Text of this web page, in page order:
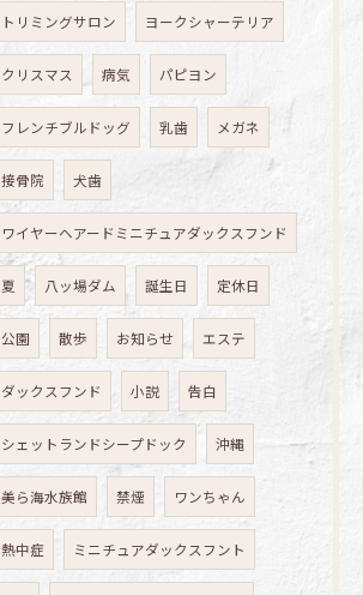
トリミングサロン ヨークシャーテリア
クリスマス 病気 パピヨン
フレンチブルドッグ 乳歯 メガネ
接骨院 犬歯
ワイヤーヘアードミニチュアダックスフンド
夏 八ッ場ダム 誕生日 定休日
公園 散歩 お知らせ エステ
ダックスフンド 小説 告白
シェットランドシープドック 沖縄
美ら海水族館 禁煙 ワンちゃん
熱中症 ミニチュアダックスフント